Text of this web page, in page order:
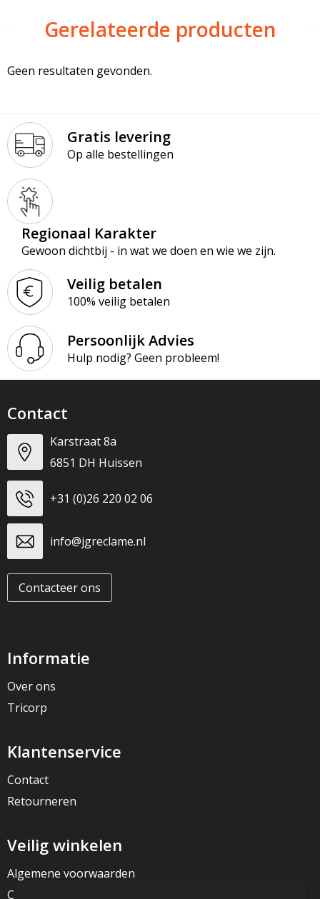
Gerelateerde producten
Geen resultaten gevonden.
Gratis levering
Op alle bestellingen
Regionaal Karakter
Gewoon dichtbij - in wat we doen en wie we zijn.
Veilig betalen
100% veilig betalen
Persoonlijk Advies
Hulp nodig? Geen probleem!
Contact
Karstraat 8a
6851 DH Huissen
+31 (0)26 220 02 06
info@jgreclame.nl
Contacteer ons
Informatie
Over ons
Tricorp
Klantenservice
Contact
Retourneren
Veilig winkelen
Algemene voorwaarden
Cookieverklaring